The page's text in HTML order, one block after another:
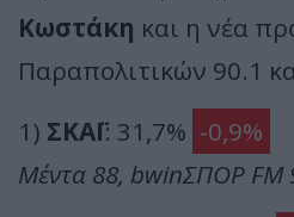
Κωστάκη και η νέα
Παραπολιτικών 90.1
1) ΣΚΑΪ: 31,7% -0,9%
Μέντα 88, bwinΣΠΟΡ FM